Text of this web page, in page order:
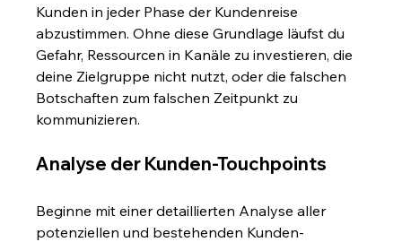
Kunden in jeder Phase der Kundenreise
abzustimmen. Ohne diese Grundlage läufst du
Gefahr, Ressourcen in Kanäle zu investieren, die
deine Zielgruppe nicht nutzt, oder die falschen
Botschaften zum falschen Zeitpunkt zu
kommunizieren.
Analyse der Kunden-Touchpoints
Beginne mit einer detaillierten Analyse aller
potenziellen und bestehenden Kunden-